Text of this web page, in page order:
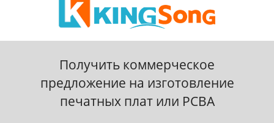
Получить коммерческое
предложение на изготовление
печатных плат или PCBA